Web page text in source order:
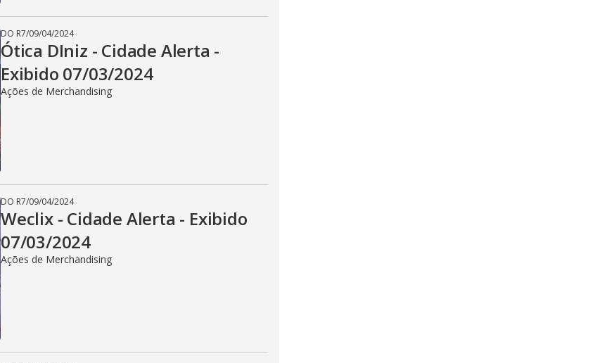
DO R7/09/04/2024
Ótica DIniz - Cidade Alerta -
Exibido 07/03/2024
Ações de Merchandising
DO R7/09/04/2024
Weclix - Cidade Alerta - Exibido
07/03/2024
Ações de Merchandising